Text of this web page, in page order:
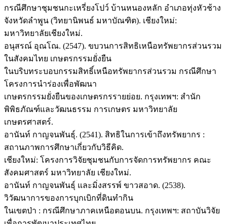
กรณีศึกษาชุมชนกะเหรี่ยงโปว์ บ้านหนองหลัก อำเภอทุ่งหัวช้าง
จังหวัดลำพูน (วิทยานิพนธ์ มหาบัณฑิต). เชียงใหม่:
มหาวิทยาลัยเชียงใหม่.
อนุสรณ์ อุณโณ. (2547). ขบวนการสิทธิเหนือทรัพยากรส่วนรวม
ในสังคมไทย เกษตรกรรมยั่งยืน
ในบริบทระบอบกรรมสิทธิ์เหนือทรัพยากรส่วนรวม กรณีศึกษา
โครงการนำร่องเพื่อพัฒนา
เกษตรกรรมยั่งยืนของเกษตรกรรายย่อย. กรุงเทพฯ: สำนัก
พิพิธภัณฑ์และวัฒนธรรม การเกษตร มหาวิทยาลัย
เกษตรศาสตร์.
อานันท์ กาญจนพันธุ์. (2541). สิทธิในการเข้าถึงทรัพยากร :
สถานภาพการศึกษาเกี่ยวกับวิธีคิด.
เชียงใหม่: โครงการวิจัยชุมชนกับการจัดการทรัพยากร คณะ
สังคมศาสตร์ มหาวิทยาลัย เชียงใหม่.
อานันท์ กาญจนพันธุ์ และมิ่งสรรพ์ ขาวสอาด. (2538).
วิวัฒนาการของการบุกเบิกที่ดินทำกิน
ในเขตป่า : กรณีศึกษาภาคเหนือตอนบน. กรุงเทพฯ: สถาบันวิจัย